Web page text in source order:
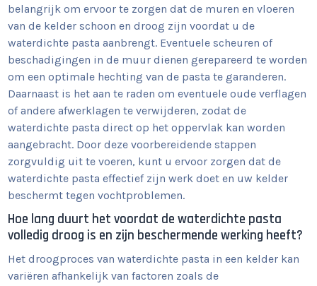
belangrijk om ervoor te zorgen dat de muren en vloeren
van de kelder schoon en droog zijn voordat u de
waterdichte pasta aanbrengt. Eventuele scheuren of
beschadigingen in de muur dienen gerepareerd te worden
om een optimale hechting van de pasta te garanderen.
Daarnaast is het aan te raden om eventuele oude verflagen
of andere afwerklagen te verwijderen, zodat de
waterdichte pasta direct op het oppervlak kan worden
aangebracht. Door deze voorbereidende stappen
zorgvuldig uit te voeren, kunt u ervoor zorgen dat de
waterdichte pasta effectief zijn werk doet en uw kelder
beschermt tegen vochtproblemen.
Hoe lang duurt het voordat de waterdichte pasta
volledig droog is en zijn beschermende werking heeft?
Het droogproces van waterdichte pasta in een kelder kan
variëren afhankelijk van factoren zoals de